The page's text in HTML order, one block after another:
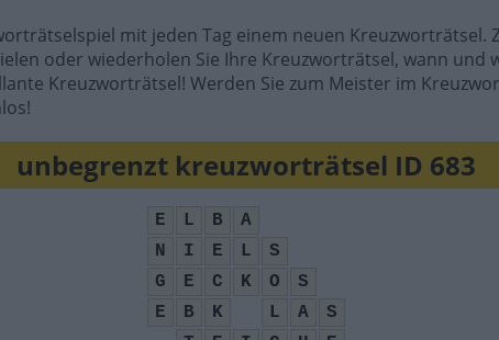
mit jeden Tag einem neuen Kreuzworträtsel.
oder wiederholen Sie Ihre Kreuzworträtsel, wann und
Kreuzworträtsel! Werden Sie zum Meister im
unbegrenzt kreuzworträtsel ID 683
E L B
A
N
I E L
S
G
E C K O
S
E
B K L A
S